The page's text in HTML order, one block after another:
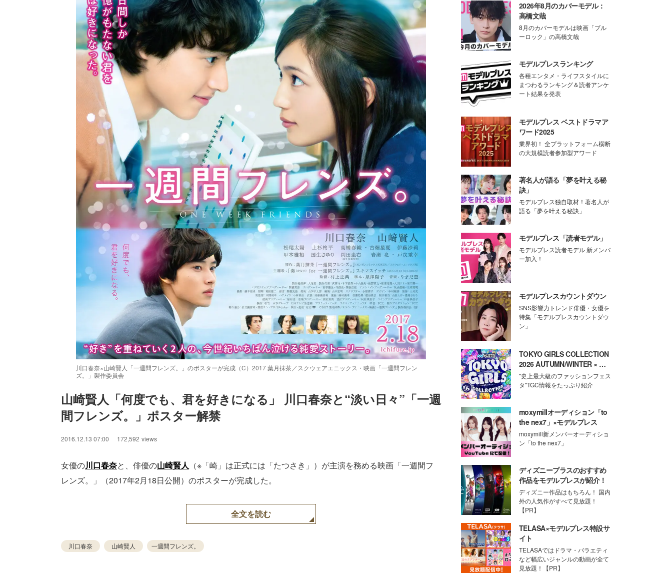
川口春奈×山崎賢人「一週間フレンズ。」のポスターが完成（C）2017 葉月抹茶／スクウェアエニックス・映画「一週間フレン
ズ。」製作委員会
山崎賢人「何度でも、君を好きになる」 川口春奈と“淡い日々”「一週
間フレンズ。」ポスター解禁
2016.12.13 07:00 172,592 views
女優の川口春奈と、俳優の山崎賢人 （※「崎」は正式には「たつさき」）が主演を務める映画「一週間フ
レンズ。」（2017年2月18日公開）のポスターが完成した。
全文を読む
川口春奈 山崎賢人 一週間フレンズ。
2026年8月のカバーモデル：
高橋文哉
8月のカバーモデルは映画「ブル
ーロック」の高橋文哉
モデルプレスランキング
各種エンタメ・ライフスタイルに
まつわるランキング＆読者アンケ
ート結果を発表
モデルプレス ベストドラマア
ワード2025
業界初！ 全プラットフォーム横断
の大規模読者参加型アワード
著名人が語る「夢を叶える秘
訣」
モデルプレス独自取材！著名人が
語る「夢を叶える秘訣」
モデルプレス「読者モデル」
モデルプレス読者モデル 新メンバ
ー加入！
モデルプレスカウントダウン
SNS影響力トレンド俳優・女優を
特集「モデルプレスカウントダウ
ン」
TOKYO GIRLS COLLECTION
2026 AUTUMN/WINTER × モ
デルプレス
"史上最大級のファッションフェス
タ"TGC情報をたっぷり紹介
moxymillオーディション「to
the nex7」×モデルプレス
moxymill新メンバーオーディショ
ン「to the nex7」
ディズニープラスのおすすめ
作品をモデルプレスが紹介！
ディズニー作品はもちろん！ 国内
外の人気作がすべて見放題！
【PR】
TELASA×モデルプレス特設サ
イト
TELASAではドラマ・バラエティ
など幅広いジャンルの動画が全て
見放題！【PR】